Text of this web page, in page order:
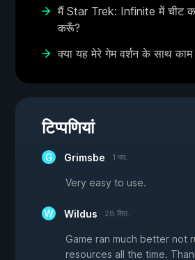
मैं Star Trek: Infinite में चीट
करूँ?
क्या यह मेरे गेम वर्शन के साथ काम
टिप्पणियां
Grimsbe 1 नव.
Very easy to use.
Wildus 28 सित.
Game ran much better not
resources all the time.